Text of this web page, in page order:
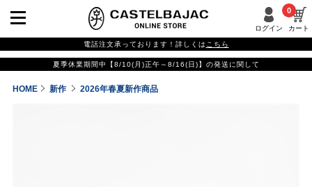
ログイン カート
0
電話注文承っております！詳しくは こちら
夏季休業期間中【8/10(月)正午～8/16(日)】の発送に関して
HOME 新作 2026年春夏新作商品